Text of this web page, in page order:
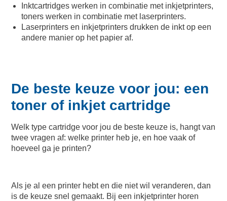
Inktcartridges werken in combinatie met inkjetprinters,
toners werken in combinatie met laserprinters.
Laserprinters en inkjetprinters drukken de inkt op een
andere manier op het papier af.
De beste keuze voor jou: een
toner of inkjet cartridge
Welk type cartridge voor jou de beste keuze is, hangt van
twee vragen af: welke printer heb je, en hoe vaak of
hoeveel ga je printen?
Als je al een printer hebt en die niet wil veranderen, dan
is de keuze snel gemaakt. Bij een inkjetprinter horen